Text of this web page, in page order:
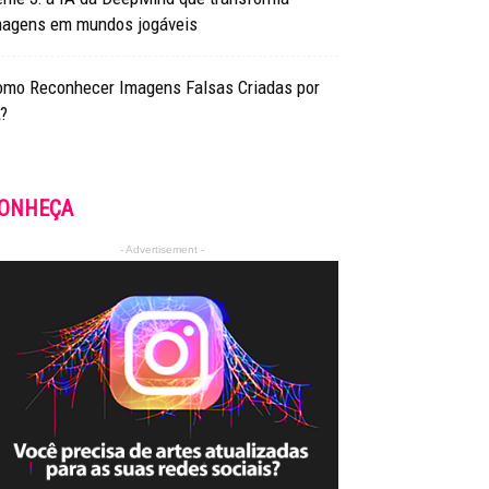
em mundos jogáveis
Reconhecer Imagens Falsas Criadas por
- Advertisement -